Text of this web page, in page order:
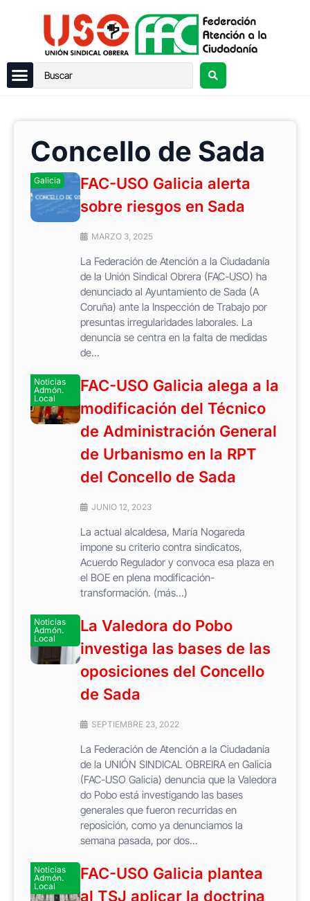
Concello de Sada
Galicia
FAC-USO Galicia alerta
sobre riesgos en Sada
MARZO 3, 2025
La Federación de Atención a la Ciudadanía
de la Unión Sindical Obrera (FAC-USO) ha
denunciado al Ayuntamiento de Sada (A
Coruña) ante la Inspección de Trabajo por
presuntas irregularidades laborales. La
denuncia se centra en la falta de medidas
de...
Noticias
Admón.
Local
FAC-USO Galicia alega a la
modificación del Técnico
de Administración General
de Urbanismo en la RPT
del Concello de Sada
JUNIO 12, 2023
La actual alcaldesa, María Nogareda
impone su criterio contra sindicatos,
Acuerdo Regulador y convoca esa plaza en
el BOE en plena modificación-
transformación. (más…)
Noticias
Admón.
Local
La Valedora do Pobo
investiga las bases de las
oposiciones del Concello
de Sada
SEPTIEMBRE 23, 2022
La Federación de Atención a la Ciudadanía
de la UNIÓN SINDICAL OBREIRA en Galicia
(FAC-USO Galicia) denuncia que la Valedora
do Pobo está investigando las bases
generales que fueron recurridas en
reposición, como ya denunciamos la
semana pasada, por dos...
Noticias
Admón.
Local
FAC-USO Galicia plantea
al TSJ aplicar la doctrina